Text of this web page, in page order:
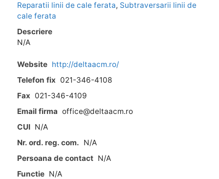
Reparatii linii de cale ferata, Subtraversarii linii de
cale ferata
Descriere
N/A
Website http://deltaacm.ro/
Telefon fix 021-346-4108
Fax 021-346-4109
Email firma office@deltaacm.ro
CUI N/A
Nr. ord. reg. com. N/A
Persoana de contact N/A
Functie N/A